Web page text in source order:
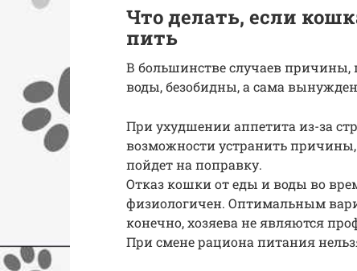
Что делать, если
пить
В большинстве случаев
воды, безобидны, а сама
При ухудшении аппетита из-за
возможности устранить
пойдет на поправку.
Отказ кошки от еды и воды во
физиологичен. Оптимальным
конечно, хозяева не являются
При смене рациона питания